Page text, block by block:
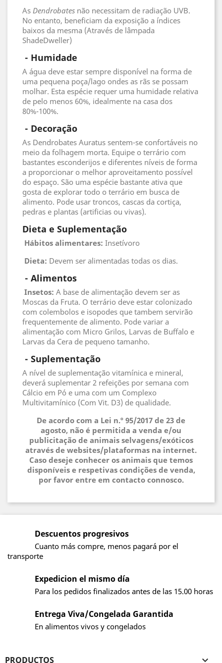
As Dendrobates não necessitam de radiação UVB.
No entanto, beneficiam da exposição a índices
baixos da mesma (Através de lâmpada
ShadeDweller)
- Humidade
A água deve estar sempre disponível na forma de
uma pequena poça/lago ondes as rãs se possam
molhar. Esta espécie requer uma humidade relativa
de pelo menos 60%, idealmente na casa dos
80%-100%.
- Decoração
As Dendrobates Auratus sentem-se confortáveis no
meio da folhagem morta. Equipe o terrário com
bastantes esconderijos e diferentes níveis de forma
a proporcionar o melhor aproveitamento possível
do espaço. São uma espécie bastante ativa que
gosta de explorar todo o terrário em busca de
alimento. Pode usar troncos, cascas da cortiça,
pedras e plantas (artificias ou vivas).
Dieta e Suplementação
Hábitos alimentares: Insetívoro
Dieta: Devem ser alimentadas todas os dias.
- Alimentos
Insetos: A base de alimentação devem ser as
Moscas da Fruta. O terrário deve estar colonizado
com colembolos e isopodes que tambem servirão
frequentemente de alimento. Pode variar a
alimentação com Micro Grilos, Larvas de Buffalo e
Larvas da Cera de pequeno tamanho.
- Suplementação
A nível de suplementação vitamínica e mineral,
deverá suplementar 2 refeições por semana com
Cálcio em Pó e uma com um Complexo
Multivitamínico (Com Vit. D3) de qualidade.
De acordo com a Lei n.º 95/2017 de 23 de
agosto, não é permitida a venda e/ou
publicitação de animais selvagens/exóticos
através de websites/plataformas na internet.
Caso deseje conhecer os animais que temos
disponíveis e respetivas condições de venda,
por favor entre em contacto connosco.
Descuentos progresivos
Cuanto más compre, menos pagará por el
transporte
Expedicion el mismo día
Para los pedidos finalizados antes de las 15.00 horas
Entrega Viva/Congelada Garantida
En alimentos vivos y congelados
PRODUCTOS 